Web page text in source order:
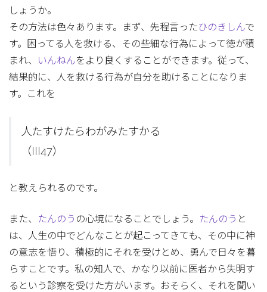
しょうか。
その方法は色々あります。まず、先程言ったひのきしんで
す。困ってる人を救ける、その些細な行為によって徳が積
まれ、
いんねんをより良くすることができます。従って、
結果的に、人を救ける行為が自分を助けることになりま
す。これを
人たすけたらわがみたすかる
（III47）
と教えられるのです。
また、 たんのう の心境になることでしょう。 たんのう と
は、人生の中でどんなことが起こってきても、その中に神
の意志を悟り、積極的にそれを受けとめ、勇んで日々を暮
らすことです。私の知人で、かなり以前に医者から失明す
るという診察を受けた方がいます。おそらく、それを聞い